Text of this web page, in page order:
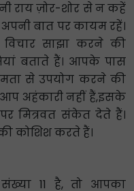
राय ज़ोर-शोर से न कहें
बात पर कायम रहें।
विचार साझा करने की
बताते हैं। आपके पास
से उपयोग करने की
अहंकारी नहीं हैं,इसके
मित्रवत संकेत देते हैं।
कोशिश करते हैं।
11 है, तो आपका